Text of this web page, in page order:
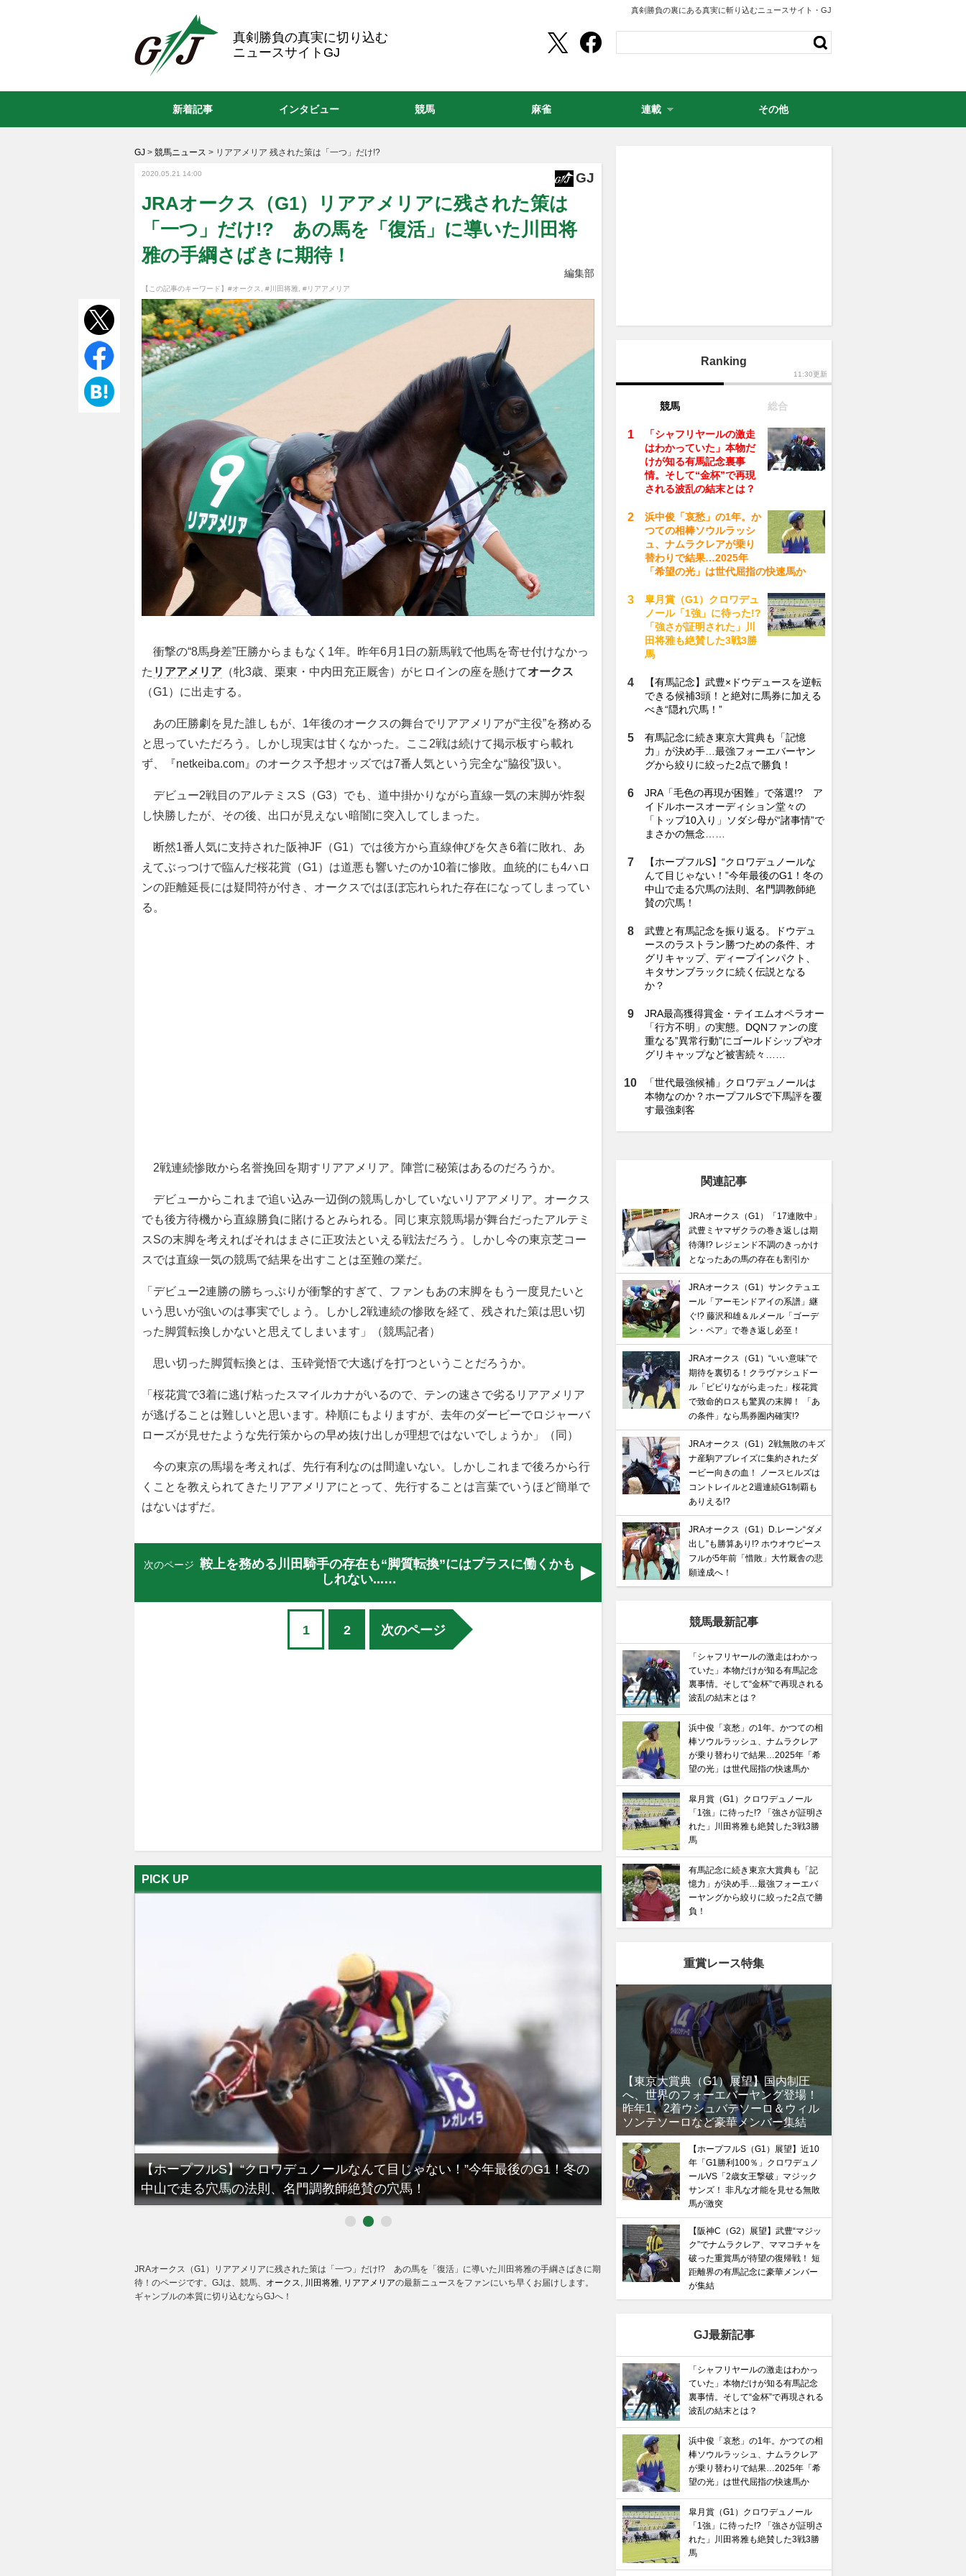
真剣勝負の裏にある真実に斬り込むニュースサイト・GJ
真剣勝負の真実に切り込む
ニュースサイトGJ
GJ > 競馬ニュース > リアアメリア 残された策は「一つ」だけ!?
2020.05.21 14:00 GJ
JRAオークス（G1）リアアメリアに残された策は
「一つ」だけ!? あの馬を「復活」に導いた川田将
雅の手綱さばきに期待！
編集部
【この記事のキーワード】 #オークス #川田将雅 #リアアメリア
衝撃の“8馬身差”圧勝からまもなく1年。昨年6月1日の新馬戦で他馬を寄せ付けなかっ
た リアアメリア （牝3歳、栗東・中内田充正厩舎）がヒロインの座を懸けてオークス
（G1）に出走する。
あの圧勝劇を見た誰しもが、1年後のオークスの舞台でリアアメリアが“主役”を務める
と思っていただろう。しかし現実は甘くなかった。ここ2戦は続けて掲示板すら載れ
ず、『netkeiba.com』のオークス予想オッズでは7番人気という完全な“脇役”扱い。
デビュー2戦目のアルテミスS（G3）でも、道中掛かりながら直線一気の末脚が炸裂
し快勝したが、その後、出口が見えない暗闇に突入してしまった。
断然1番人気に支持された阪神JF（G1）では後方から直線伸びを欠き6着に敗れ、あ
えてぶっつけで臨んだ桜花賞（G1）は道悪も響いたのか10着に惨敗。血統的にも4ハロ
ンの距離延長には疑問符が付き、オークスではほぼ忘れられた存在になってしまってい
る。
2戦連続惨敗から名誉挽回を期すリアアメリア。陣営に秘策はあるのだろうか。
デビューからこれまで追い込み一辺倒の競馬しかしていないリアアメリア。オークス
でも後方待機から直線勝負に賭けるとみられる。同じ東京競馬場が舞台だったアルテミ
スSの末脚を考えればそれはまさに正攻法といえる戦法だろう。しかし今の東京芝コー
スでは直線一気の競馬で結果を出すことは至難の業だ。
「デビュー2連勝の勝ちっぷりが衝撃的すぎて、ファンもあの末脚をもう一度見たいと
いう思いが強いのは事実でしょう。しかし2戦連続の惨敗を経て、残された策は思い切
った脚質転換しかないと思えてしまいます」（競馬記者）
思い切った脚質転換とは、玉砕覚悟で大逃げを打つということだろうか。
「桜花賞で3着に逃げ粘ったスマイルカナがいるので、テンの速さで劣るリアアメリア
が逃げることは難しいと思います。枠順にもよりますが、去年のダービーでロジャーバ
ローズが見せたような先行策からの早め抜け出しが理想ではないでしょうか」（同）
今の東京の馬場を考えれば、先行有利なのは間違いない。しかしこれまで後ろから行
くことを教えられてきたリアアメリアにとって、先行することは言葉でいうほど簡単で
はないはずだ。
次のページ 鞍上を務める川田騎手の存在も“脚質転換”にはプラスに働くかも
しれない...…
1 2 次のページ
PICK UP
【ホープフルS】“クロワデュノールなんて目じゃない！”今年最後のG1！冬の
中山で走る穴馬の法則、名門調教師絶賛の穴馬！
【有馬記念】武豊×ドウデュースを逆転できる候補3頭！と絶
るべき“隠れ穴馬！”
JRAオークス（G1）リアアメリアに残された策は「一つ」だけ!? あの馬を「復活」に導いた川田将雅の手綱さばきに期
待！のページです。GJは、競馬、 オークス, 川田将雅, リアアメリアの最新ニュースをファンにいち早くお届けします。
ギャンブルの本質に切り込むならGJへ！
Ranking
11:30更新
競馬 総合
「シャフリヤールの激走
はわかっていた」本物だ
けが知る有馬記念裏事
情。そして“金杯”で再現
される波乱の結末とは？
浜中俊「哀愁」の1年。か
つての相棒ソウルラッシ
ュ、ナムラクレアが乗り
替わりで結果…2025年
「希望の光」は世代屈指の快速馬か
皐月賞（G1）クロワデュ
ノール「1強」に待った!?
「強さが証明された」川
田将雅も絶賛した3戦3勝
馬
【有馬記念】武豊×ドウデュースを逆転
できる候補3頭！と絶対に馬券に加える
べき“隠れ穴馬！”
有馬記念に続き東京大賞典も「記憶
力」が決め手…最強フォーエバーヤン
グから絞りに絞った2点で勝負！
JRA「毛色の再現が困難」で落選!? ア
イドルホースオーディション堂々の
「トップ10入り」ソダシ母が“諸事情”で
まさかの無念……
【ホープフルS】“クロワデュノールな
んて目じゃない！”今年最後のG1！冬の
中山で走る穴馬の法則、名門調教師絶
賛の穴馬！
武豊と有馬記念を振り返る。ドウデュ
ースのラストラン勝つための条件、オ
グリキャップ、ディープインパクト、
キタサンブラックに続く伝説となる
か？
JRA最高獲得賞金・テイエムオペラオー
「行方不明」の実態。DQNファンの度
重なる”異常行動”にゴールドシップやオ
グリキャップなど被害続々……
「世代最強候補」クロワデュノールは
本物なのか？ホープフルSで下馬評を覆
す最強刺客
関連記事
JRAオークス（G1）「17連敗中」
武豊ミヤマザクラの巻き返しは期
待薄!? レジェンド不調のきっかけ
となったあの馬の存在も割引か
JRAオークス（G1）サンクテュエ
ール「アーモンドアイの系譜」継
ぐ!? 藤沢和雄＆ルメール「ゴーデ
ン・ペア」で巻き返し必至！
JRAオークス（G1）“いい意味”で
期待を裏切る！クラヴァシュドー
ル「ビビりながら走った」桜花賞
で致命的ロスも驚異の末脚！ 「あ
の条件」なら馬券圏内確実!?
JRAオークス（G1）2戦無敗のキズ
ナ産駒アブレイズに集約されたダ
ービー向きの血！ ノースヒルズは
コントレイルと2週連続G1制覇も
ありえる!?
JRAオークス（G1）D.レーン“ダメ
出し”も勝算あり!? ホウオウピース
フルが5年前「惜敗」大竹厩舎の悲
願達成へ！
競馬最新記事
「シャフリヤールの激走はわかっ
ていた」本物だけが知る有馬記念
裏事情。そして“金杯”で再現される
波乱の結末とは？
浜中俊「哀愁」の1年。かつての相
棒ソウルラッシュ、ナムラクレア
が乗り替わりで結果…2025年「希
望の光」は世代屈指の快速馬か
皐月賞（G1）クロワデュノール
「1強」に待った!? 「強さが証明さ
れた」川田将雅も絶賛した3戦3勝
馬
有馬記念に続き東京大賞典も「記
憶力」が決め手…最強フォーエバ
ーヤングから絞りに絞った2点で勝
負！
重賞レース特集
【東京大賞典（G1）展望】国内制圧
へ、世界のフォーエバーヤング登場！
昨年1、2着ウシュバテソーロ＆ウィル
ソンテソーロなど豪華メンバー集結
【ホープフルS（G1）展望】近10
年「G1勝利100％」クロワデュノ
ールVS「2歳女王撃破」マジック
サンズ！ 非凡な才能を見せる無敗
馬が激突
【阪神C（G2）展望】武豊“マジッ
ク”でナムラクレア、ママコチャを
破った重賞馬が待望の復帰戦！ 短
距離界の有馬記念に豪華メンバー
が集結
GJ最新記事
「シャフリヤールの激走はわかっ
ていた」本物だけが知る有馬記念
裏事情。そして“金杯”で再現される
波乱の結末とは？
浜中俊「哀愁」の1年。かつての相
棒ソウルラッシュ、ナムラクレア
が乗り替わりで結果…2025年「希
望の光」は世代屈指の快速馬か
皐月賞（G1）クロワデュノール
「1強」に待った!? 「強さが証明さ
れた」川田将雅も絶賛した3戦3勝
馬
新着記事 インタビュー 競馬 麻雀 連載 その他